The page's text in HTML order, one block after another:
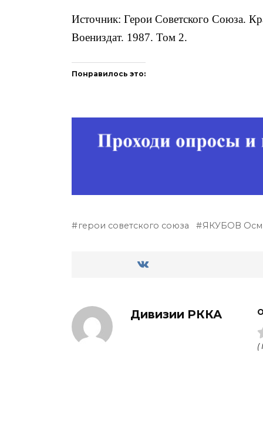
Источник: Герои Советского Союза.
Воениздат. 1987. Том 2.
Понравилось это:
герои советского союза ЯКУБОВ
Дивизии РККА
(